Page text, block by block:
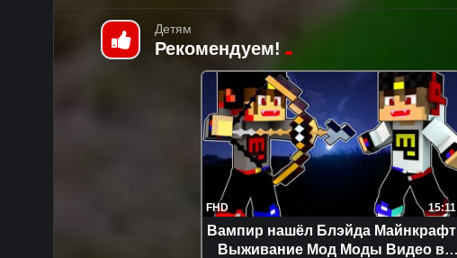
Детям
Рекомендуем!
FHD 15:11
Вампир нашёл Блэйда Майнкрафт
Выживание Мод Моды Видео в